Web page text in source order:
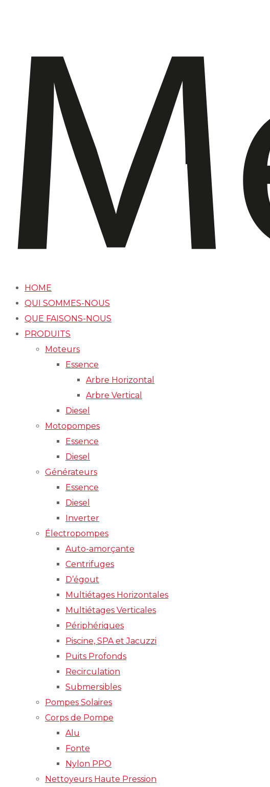
HOME
QUI SOMMES-NOUS
QUE FAISONS-NOUS
PRODUITS
Moteurs
Essence
Arbre Horizontal
Arbre Vertical
Diesel
Motopompes
Essence
Diesel
Générateurs
Essence
Diesel
Inverter
Électropompes
Auto-amorçante
Centrifuges
D’égout
Multiétages Horizontales
Multiétages Verticales
Périphériques
Piscine, SPA et Jacuzzi
Puits Profonds
Recirculation
Submersibles
Pompes Solaires
Corps de Pompe
Alu
Fonte
Nylon PPO
Nettoyeurs Haute Pression